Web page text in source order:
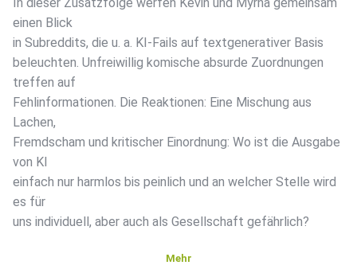
einen Blick
in Subreddits, die u. a. KI-Fails auf textgenerativer Basis
beleuchten. Unfreiwillig komische absurde Zuordnungen
treffen auf
Fehlinformationen. Die Reaktionen: Eine Mischung aus
Lachen,
Fremdscham und kritischer Einordnung: Wo ist die Ausgabe
von KI
einfach nur harmlos bis peinlich und an welcher Stelle wird
es für
uns individuell, aber auch als Gesellschaft gefährlich?
Mehr